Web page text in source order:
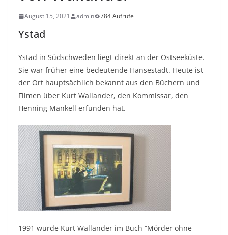
August 15, 2021 admin 784 Aufrufe
Ystad
Ystad in Südschweden liegt direkt an der Ostseeküste.
Sie war früher eine bedeutende Hansestadt. Heute ist
der Ort hauptsächlich bekannt aus den Büchern und
Filmen über Kurt Wallander, den Kommissar, den
Henning Mankell erfunden hat.
1991 wurde Kurt Wallander im Buch “Mörder ohne